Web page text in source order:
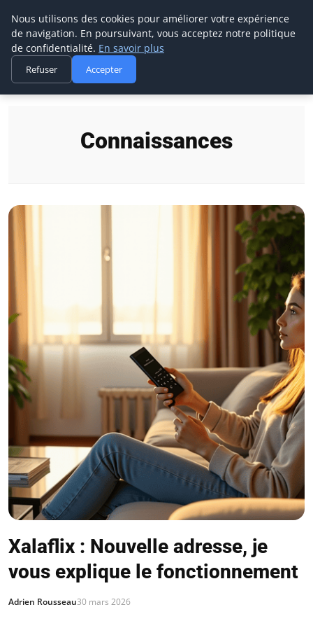
Prospection Pro
Accueil Connaissances
Connaissances
Xalaflix : Nouvelle adresse, je
vous explique le fonctionnement
Adrien Rousseau30 mars 2026
Nous utilisons des cookies pour améliorer votre expérience
de navigation. En poursuivant, vous acceptez notre politique
de confidentialité. En savoir plus
Refuser Accepter